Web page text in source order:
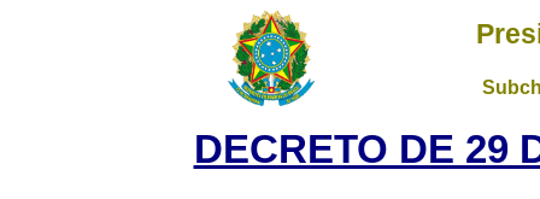
DECRETO DE 29